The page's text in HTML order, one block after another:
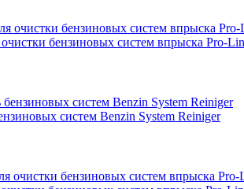
бензиновых систем впрыска Pro-
систем Benzin System Reiniger